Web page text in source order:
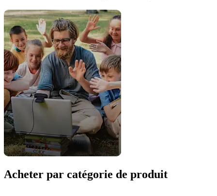
Acheter par catégorie de produit